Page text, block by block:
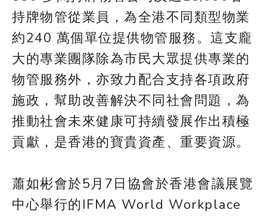
持牌物管從業員，為全港不同類型物業
約240 萬個單位提供物管服務。這支龐
大的專業團隊除為市民大眾提供專業的
物管服務外，亦致力配合支持各項政府
施政，幫助改善解決不同社會問題，為
推動社會未來健康可持續發展作出積極
貢獻，是香港的寶貴資產、重要資源。
蕭如彬會於5月7日協會於香港會議展覽
中心舉行的IFMA World Workplace